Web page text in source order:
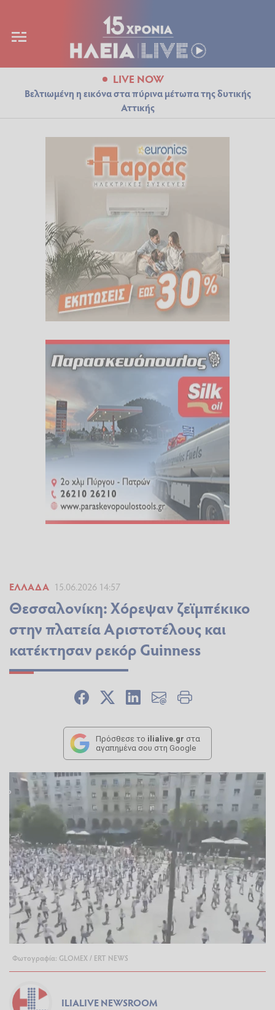
LIVE NOW
Βελτιωμένη η εικόνα στα πύρινα μέτωπα της δυτικής
Αττικής
ΕΛΛΆΔΑ 15.06.2026 14:57
Θεσσαλονίκη: Χόρεψαν ζεϊμπέκικο
στην πλατεία Αριστοτέλους και
κατέκτησαν ρεκόρ Guinness
Πρόσθεσε το ilialive.gr στα
αγαπημένα σου στη Google
Φωτογραφία: GLOMEX / ERT NEWS
ILIALIVE NEWSROOM